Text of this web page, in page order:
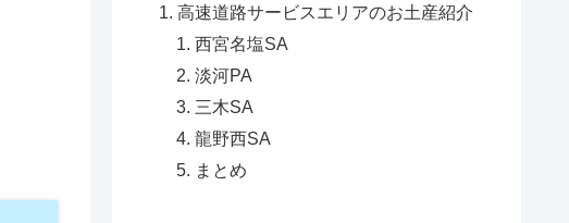
高速道路サービスエリアのお土産紹介
西宮名塩SA
淡河PA
三木SA
龍野西SA
まとめ